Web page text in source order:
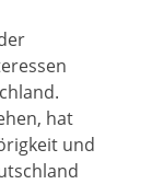
hat
und